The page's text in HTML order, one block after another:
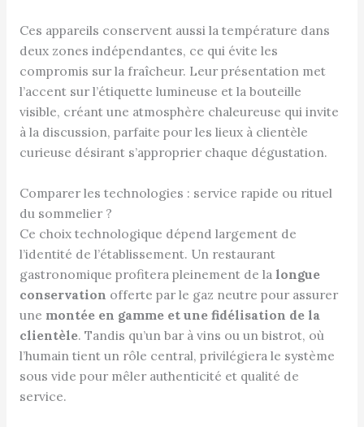
Ces appareils conservent aussi la température dans
deux zones indépendantes, ce qui évite les
compromis sur la fraîcheur. Leur présentation met
l’accent sur l’étiquette lumineuse et la bouteille
visible, créant une atmosphère chaleureuse qui invite
à la discussion, parfaite pour les lieux à clientèle
curieuse désirant s’approprier chaque dégustation.
Comparer les technologies : service rapide ou rituel
du sommelier ?
Ce choix technologique dépend largement de
l’identité de l’établissement. Un restaurant
gastronomique profitera pleinement de la longue
conservation offerte par le gaz neutre pour assurer
une montée en gamme et une fidélisation de la
clientèle. Tandis qu’un bar à vins ou un bistrot, où
l’humain tient un rôle central, privilégiera le système
sous vide pour mêler authenticité et qualité de
service.